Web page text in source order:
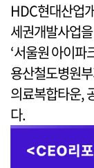
HDC현대산업
세권개발사업
‘서울원 아이파
용산철도병원
의료복합타운,
다.